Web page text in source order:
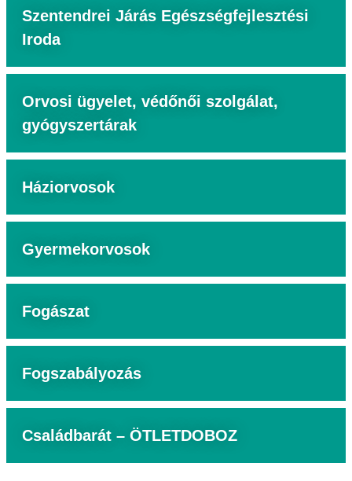
Szentendrei Járás Egészségfejlesztési
Iroda
Orvosi ügyelet, védőnői szolgálat,
gyógyszertárak
Háziorvosok
Gyermekorvosok
Fogászat
Fogszabályozás
Családbarát – ÖTLETDOBOZ